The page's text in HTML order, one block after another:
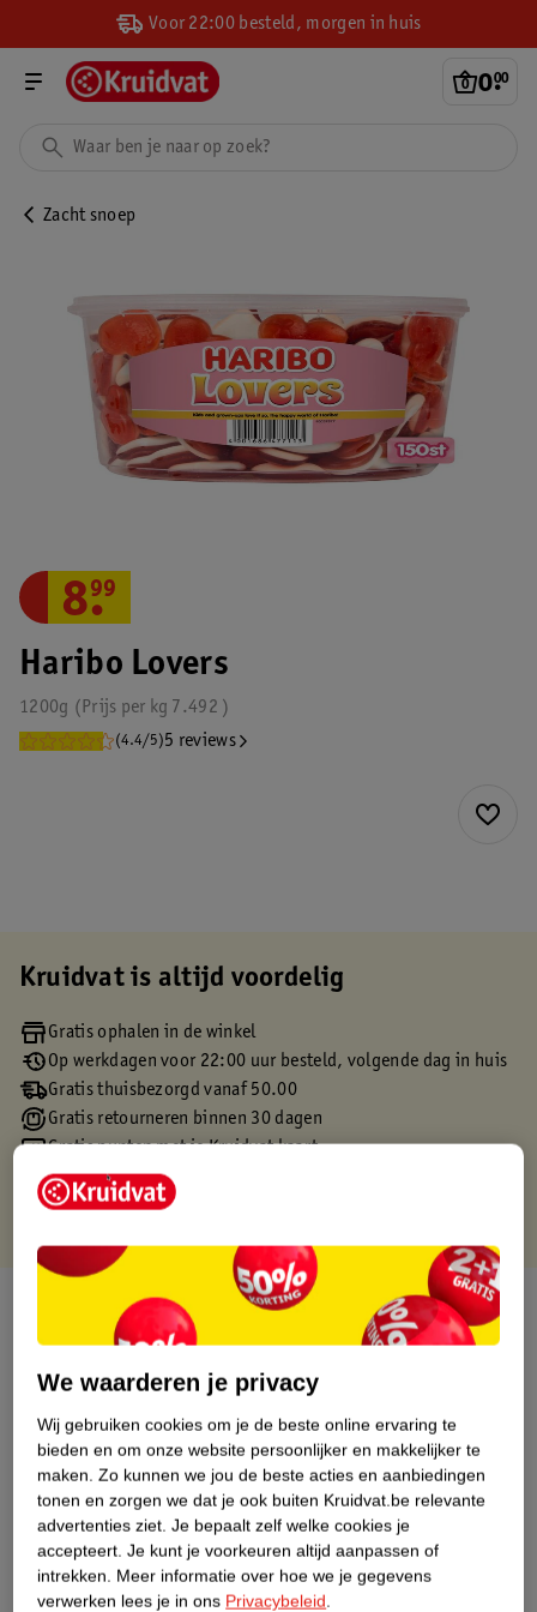
Voor 22:00 besteld, morgen in huis
0.
00
Zacht snoep
Haribo Lovers
1200g 7.492
Prijs per kg
(4.4/5)5 reviews
8.
99
Kruidvat is altijd voordelig
Gratis ophalen in de winkel
Op werkdagen voor 22:00 uur besteld, volgende dag in huis
Gratis thuisbezorgd vanaf 50.00
Gratis retourneren binnen 30 dagen
Gratis punten met je Kruidvat kaart
Over dit product
Etiketinformatie
Nature Impact Score
Dit product heeft (nog) geen Nature
We waarderen je privacy
Wij gebruiken cookies om je de beste online ervaring te
bieden en om onze website persoonlijker en makkelijker te
maken. Zo kunnen we jou de beste acties en aanbiedingen
tonen en zorgen we dat je ook buiten Kruidvat.be relevante
advertenties ziet. Je bepaalt zelf welke cookies je
accepteert. Je kunt je voorkeuren altijd aanpassen of
intrekken. Meer informatie over hoe we je gegevens
verwerken lees je in ons Privacybeleid.